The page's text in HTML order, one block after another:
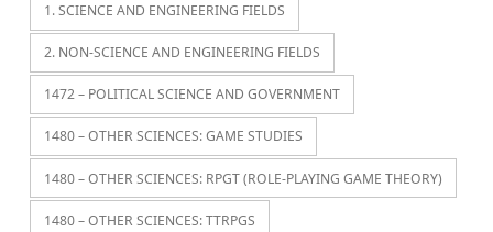
1. SCIENCE AND ENGINEERING FIELDS
2. NON-SCIENCE AND ENGINEERING FIELDS
1472 – POLITICAL SCIENCE AND GOVERNMENT
1480 – OTHER SCIENCES: GAME STUDIES
1480 – OTHER SCIENCES: RPGT (ROLE-PLAYING GAME THEORY)
1480 – OTHER SCIENCES: TTRPGS